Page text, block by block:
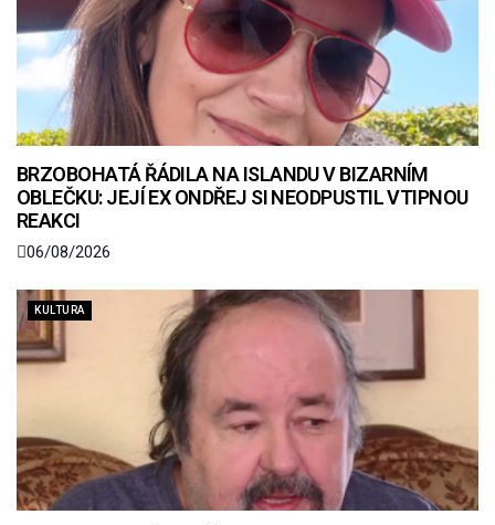
BRZOBOHATÁ ŘÁDILA NA ISLANDU V BIZARNÍM
OBLEČKU: JEJÍ EX ONDŘEJ SI NEODPUSTIL VTIPNOU
REAKCI
06/08/2026
KULTURA